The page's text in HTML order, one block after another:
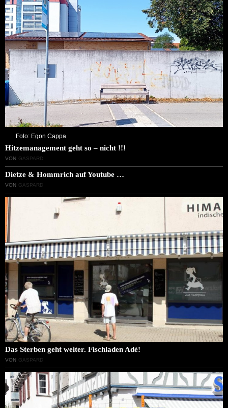
Foto: Egon Cappa
Hitzemanagement geht so – nicht !!!
VON GASPARD
Dietze & Hommrich auf Youtube …
VON GASPARD
Das Sterben geht weiter. Fischladen Adé!
VON GASPARD